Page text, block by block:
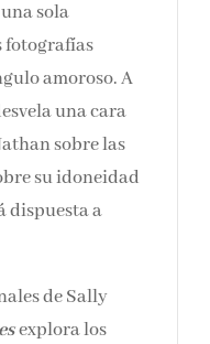
sola
fotografías
amoroso. A
una cara
sobre las
su idoneidad
dispuesta a
de Sally
explora los